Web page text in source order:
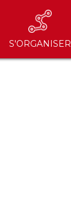
S'ORGANISER